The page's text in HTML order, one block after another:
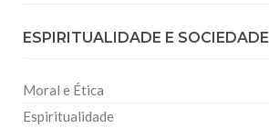
ESPIRITUALIDADE E SOCIEDADE
Moral e Ética
Espiritualidade